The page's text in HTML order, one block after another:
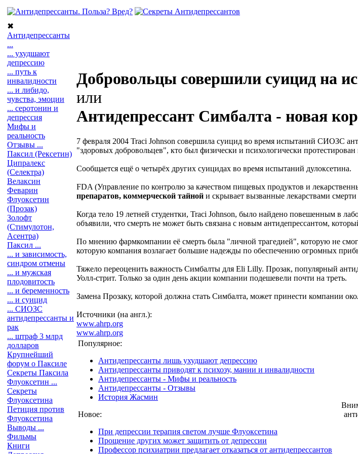
✖
Антидепрессанты
...
... ухудшают
депрессию
... путь к
инвалидности
... и либидо,
чувства, эмоции
... серотонин и
депрессия
Мифы и
реальность
Отзывы ...
Паксил (Рексетин)
Ципралекс
(Селектра)
Велаксин
Феварин
Флуоксетин
(Прозак)
Золофт
(Стимулотон,
Асентра)
Паксил ...
... и зависимость,
синдром отмены
... и мужская
плодовитость
... и беременность
... и суицид
... СИОЗС
антидепрессанты и
рак
... штраф 3 млрд
долларов
Крупнейший
форум о Паксиле
Секреты Паксила
Флуоксетин ...
Секреты
Флуоксетина
Петиция против
Флуоксетина
Выводы ...
Фильмы
Книги
Добровольцы совершили суицид на
или
Антидепрессант Симбалта - новая
7 февраля 2004 Traci Johnson совершила суицид во время испытаний СИОЗС
"здоровых добровольцев", кто был физически и психологически
Сообщается ещё о четырёх других суицидах во время испытаний дулоксетина.
FDA (Управление по контролю за качеством пищевых продуктов и
препаратов, коммерческой тайной и скрывает вызванные лекарствами
Когда тело 19 летней студентки, Traci Johnson, было найдено повешенным в
объявили, что смерть не может быть связана с новым антидепрессантом,
По мнению фармкомпании её смерть была "личной трагедией", которую не
которую компания возлагает большие надежды по обеспечению огромных
Тяжело переоценить важность Симбалты для Eli Lilly. Прозак, популярный
Уолл-стрит. Только за один день акции компании подешевели почти на треть.
Замена Прозаку, которой должна стать Симбалта, может принести компании
Источники (на англ.):
www.ahrp.org
www.ahrp.org
Популярное:
Антидепрессанты лишь ухудшают депрессию
Антидепрессанты приводят к психозу, мании и инвалидности
Антидепрессанты - Мифы и реальность
Антидепрессанты - Отзывы
История Жасмин
Новое:
При депрессии терапия светом лучше Флуоксетина
Прощение других может защитить от депрессии
Профессор психиатрии предлагает отказаться от антидепрессантов